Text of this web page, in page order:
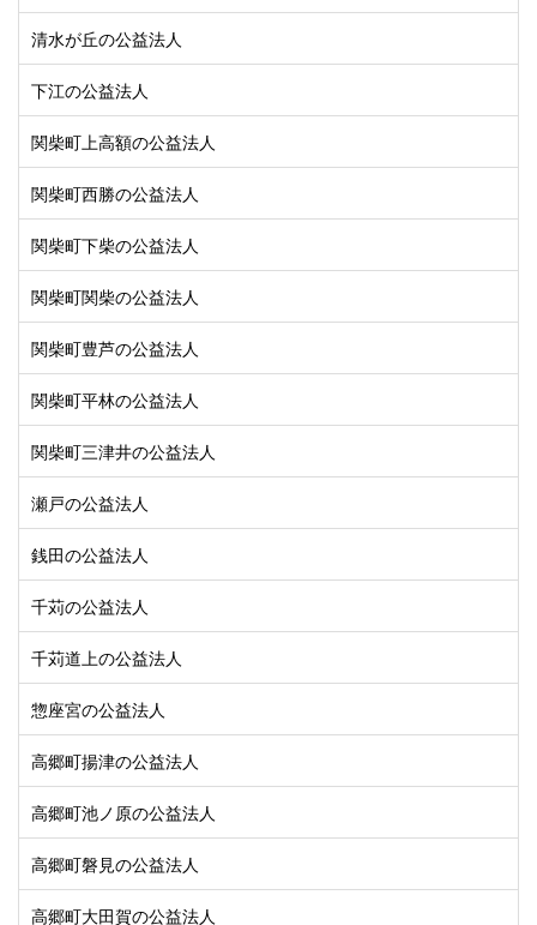
清水が丘の公益法人
下江の公益法人
関柴町上高額の公益法人
関柴町西勝の公益法人
関柴町下柴の公益法人
関柴町関柴の公益法人
関柴町豊芦の公益法人
関柴町平林の公益法人
関柴町三津井の公益法人
瀬戸の公益法人
銭田の公益法人
千苅の公益法人
千苅道上の公益法人
惣座宮の公益法人
高郷町揚津の公益法人
高郷町池ノ原の公益法人
高郷町磐見の公益法人
高郷町大田賀の公益法人